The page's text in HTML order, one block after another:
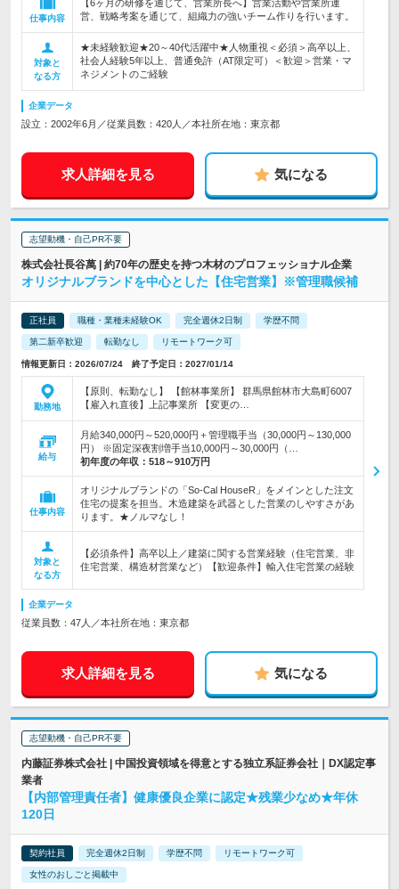
仕事内容
【6ヶ月の研修を通じて、営業所長へ】営業活動や営業所運
営、戦略考案を通じて、組織力の強いチーム作りを行います。
対象と
なる方
★未経験歓迎★20～40代活躍中★人物重視＜必須＞高卒以上、
社会人経験5年以上、普通免許（AT限定可）＜歓迎＞営業・マ
ネジメントのご経験
企業データ
設立：2002年6月／従業員数：420人／本社所在地：東京都
求人詳細を見る 気になる
志望動機・自己PR不要
株式会社長谷萬 | 約70年の歴史を持つ木材のプロフェッショナル企業
オリジナルブランドを中心とした【住宅営業】※管理職候補
正社員 職種・業種未経験OK 完全週休2日制 学歴不問
第二新卒歓迎 転勤なし リモートワーク可
情報更新日：2026/07/24 終了予定日：2027/01/14
勤務地
【原則、転勤なし】 【館林事業所】 群馬県館林市大島町6007
【雇入れ直後】上記事業所 【変更の…
給与
月給340,000円～520,000円＋管理職手当（30,000円～130,000
円） ※固定深夜割増手当10,000円～30,000円（…
初年度の年収： 518～910万円
仕事内容
オリジナルブランドの「So-Cal HouseR」をメインとした注文
住宅の提案を担当。木造建築を武器とした営業のしやすさがあ
ります。★ノルマなし！
対象と
なる方
【必須条件】高卒以上／建築に関する営業経験（住宅営業、非
住宅営業、構造材営業など）【歓迎条件】輸入住宅営業の経験
企業データ
従業員数：47人／本社所在地：東京都
求人詳細を見る 気になる
志望動機・自己PR不要
内藤証券株式会社 | 中国投資領域を得意とする独立系証券会社｜DX認定事
業者
【内部管理責任者】健康優良企業に認定★残業少なめ★年休
120日
契約社員 完全週休2日制 学歴不問 リモートワーク可
女性のおしごと掲載中